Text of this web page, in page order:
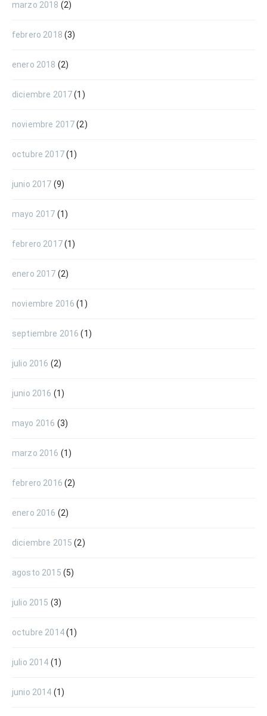
marzo 2018 (2)
febrero 2018 (3)
enero 2018 (2)
diciembre 2017(1)
noviembre 2017(2)
octubre 2017(1)
junio 2017 (9)
mayo 2017 (1)
febrero 2017(1)
enero 2017 (2)
noviembre 2016 (1)
septiembre 2016 (1)
julio 2016 (2)
junio 2016 (1)
mayo 2016 (3)
marzo 2016 (1)
febrero 2016 (2)
enero 2016 (2)
diciembre 2015 (2)
agosto 2015 (5)
julio 2015 (3)
octubre 2014(1)
julio 2014 (1)
junio 2014 (1)